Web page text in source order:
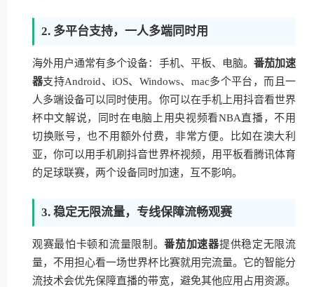
2. 多平台支持，一人多端同时用
海外用户通常有多个设备：手机、平板、电脑。 番茄加速
器支持Android、iOS、Windows、mac多个平台，而且一
人多端设备可以同时使用。你可以在手机上用抖音看世界
杯中文解说，同时在电脑上用央视频看NBA直播，不用
切换账号，也不用额外付费，非常方便。比如在澳大利
亚，你可以用手机刷抖音世界杯视频，用平板看腾讯体育
的足球联赛，两个设备同时加速，互不影响。
3. 稳定无限流量，专线保障流畅观赛
观赛最怕卡顿和流量限制。番茄加速器提供稳定无限流
量，不用担心看一场世界杯比赛就用完流量。它的智能分
流技术会优先保障直播的带宽，避免其他应用占用资源。